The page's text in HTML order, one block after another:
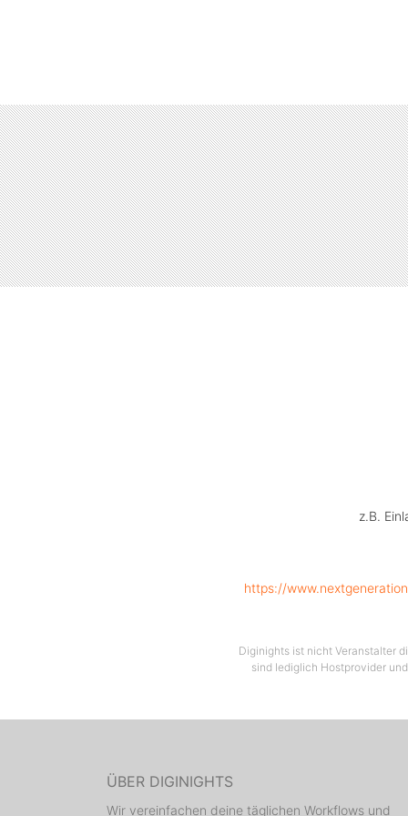
z.B.
https://
Diginights ist nicht Veranstalter
sind lediglich Hostprovider
ÜBER DIGINIGHTS
Wir vereinfachen deine täglichen Workflows und